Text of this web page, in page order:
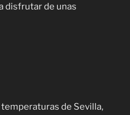
disfrutar de unas
de Sevilla,